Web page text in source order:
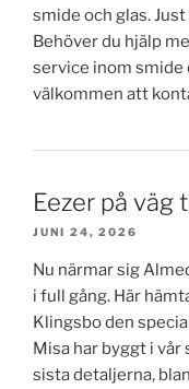
smide och glas.
Behöver du hjälp
service inom smide
välkommen att
Eezer på väg
JUNI 24, 2026
Nu närmar sig
i full gång. Här
Klingsbo den
Misa har byggt i
sista detaljerna,